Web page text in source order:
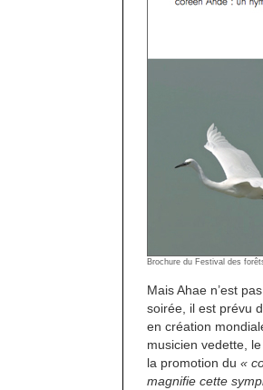
Brochure du Festival des
Mais Ahae n’est
soirée, il est prévu
en création
musicien vedette,
la promotion du «
magnifie cette